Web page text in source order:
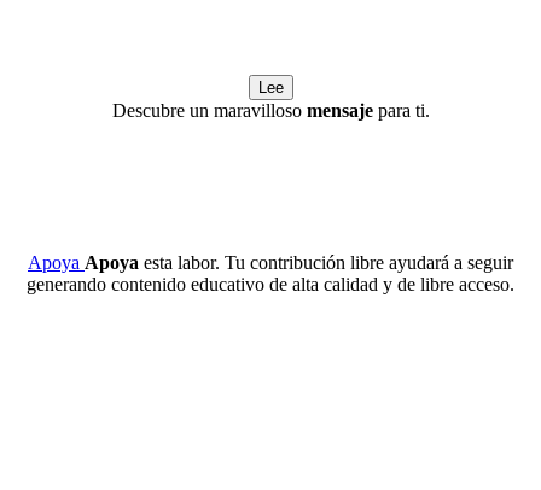
Lee
Descubre un maravilloso mensajepara ti.
Apoya Apoya esta labor. Tu contribución libre ayudará a seguir
generando contenido educativo de alta calidad y de libre acceso.